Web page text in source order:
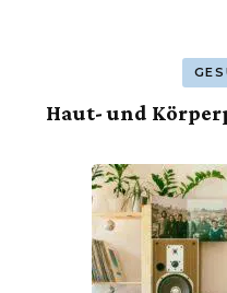
Haut- und